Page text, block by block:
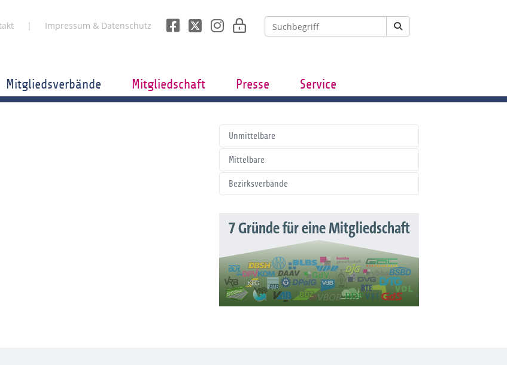
Impressum & Datenschutz
Mitgliedsverbände Mitgliedschaft Presse Service
Unmittelbare
Mittelbare
Bezirksverbände
7 Gründe für eine Mitgliedschaft